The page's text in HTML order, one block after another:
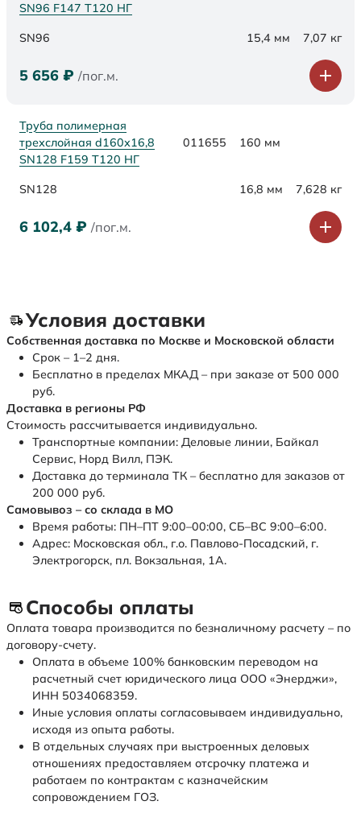
SN96 F147 Т120 НГ
SN96 15,4 мм 7,07 кг
5 656 ₽ /пог.м.
Труба полимерная
трехслойная d160х16,8
SN128 F159 Т120 НГ
011655 160 мм
SN128 16,8 мм 7,628 кг
6 102,4 ₽ /пог.м.
Условия доставки
Собственная доставка по Москве и Московской области
Срок – 1–2 дня.
Бесплатно в пределах МКАД – при заказе от 500 000
руб.
Доставка в регионы РФ
Стоимость рассчитывается индивидуально.
Транспортные компании: Деловые линии, Байкал
Сервис, Норд Вилл, ПЭК.
Доставка до терминала ТК – бесплатно для заказов от
200 000 руб.
Самовывоз – со склада в МО
Время работы: ПН–ПТ 9:00–00:00, СБ–ВС 9:00–6:00.
Адрес: Московская обл., г.о. Павлово-Посадский, г.
Электрогорск, пл. Вокзальная, 1А.
Способы оплаты
Оплата товара производится по безналичному расчету – по
договору-счету.
Оплата в объеме 100% банковским переводом на
расчетный счет юридического лица ООО «Энерджи»,
ИНН 5034068359.
Иные условия оплаты согласовываем индивидуально,
исходя из опыта работы.
В отдельных случаях при выстроенных деловых
отношениях предоставляем отсрочку платежа и
работаем по контрактам с казначейским
сопровождением ГОЗ.